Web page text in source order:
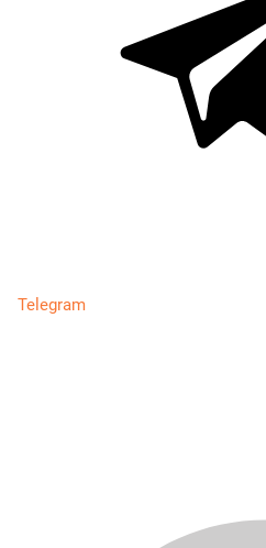
Telegram